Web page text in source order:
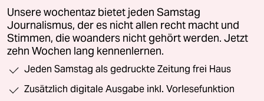
Unsere wochentaz bietet jeden Samstag
Journalismus, der es nicht allen recht macht und
Stimmen, die woanders nicht gehört werden. Jetzt
zehn Wochen lang kennenlernen.
Jeden Samstag als gedruckte Zeitung frei Haus
Zusätzlich digitale Ausgabe inkl. Vorlesefunktion